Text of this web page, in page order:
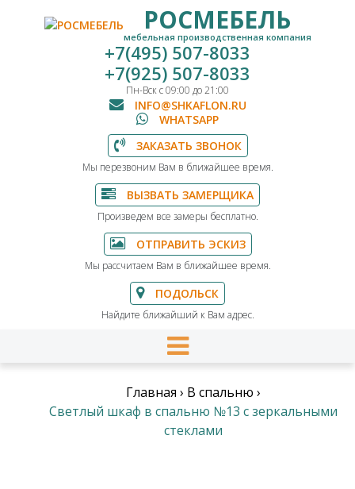
РОСМЕБЕЛЬ
мебельная производственная компания
+7(495) 507-8033
+7(925) 507-8033
Пн-Вск с 09:00 до 21:00
INFO@SHKAFLON.RU
WHATSAPP
ЗАКАЗАТЬ ЗВОНОК
Мы перезвоним Вам в ближайшее время.
ВЫЗВАТЬ ЗАМЕРЩИКА
Произведем все замеры бесплатно.
ОТПРАВИТЬ ЭСКИЗ
Мы рассчитаем Вам в ближайшее время.
ПОДОЛЬСК
Найдите ближайший к Вам адрес.
Главная › В спальню ›
Светлый шкаф в спальню №13 с зеркальными
стеклами